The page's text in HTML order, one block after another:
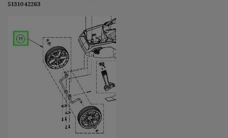
5131042263